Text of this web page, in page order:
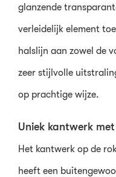
glanzende
verleidelijk element
halslijn aan zowel de
zeer stijlvolle
op prachtige wijze.
Uniek kantwerk
Het kantwerk op de
heeft een